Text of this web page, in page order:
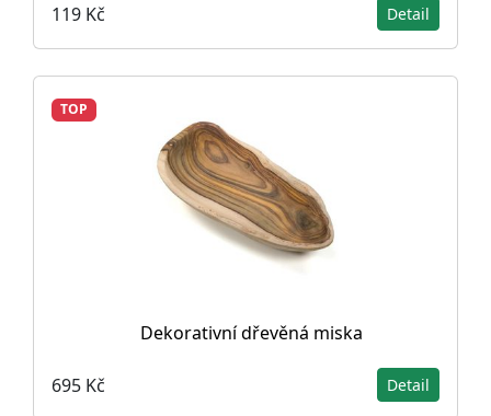
119 Kč Detail
TOP
Dekorativní dřevěná miska
695 Kč Detail